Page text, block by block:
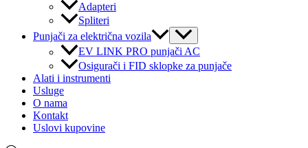
Adapteri
Spliteri
Punjači za električna vozila
Menu
Toggle
EV LINK PRO punjači AC
Osigurači i FID sklopke za punjače
Alati i instrumenti
Usluge
O nama
Kontakt
Uslovi kupovine